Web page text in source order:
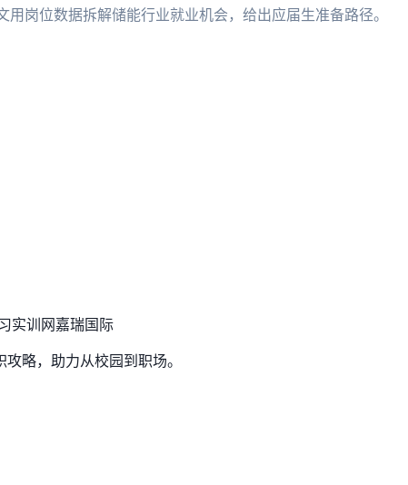
岗位数据拆解储能行业就业机会，给出应届生准备路径。
实训网嘉瑞国际
略，助力从校园到职场。